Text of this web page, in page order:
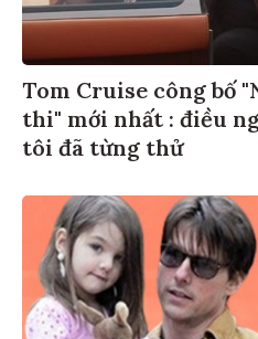
Tom Cruise công bố
thi" mới nhất : điều
tôi đã từng thử